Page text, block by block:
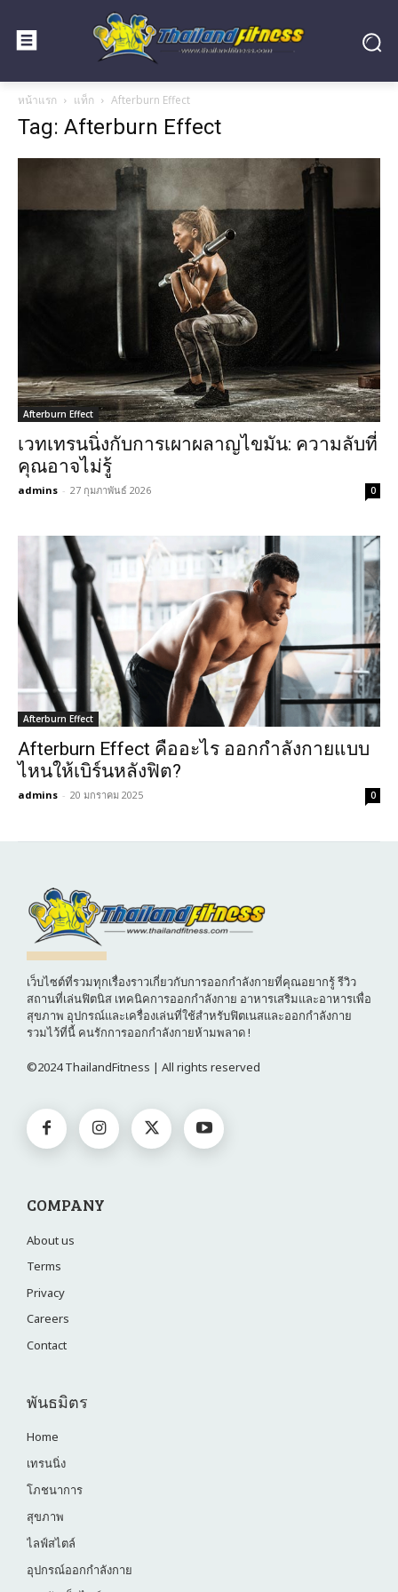
หน้าแรก แท็ก Afterburn Effect
Tag: Afterburn Effect
Afterburn Effect
เวทเทรนนิ่งกับการเผาผลาญไขมัน: ความลับที่
คุณอาจไม่รู้
admins - 27 กุมภาพันธ์ 2026 0
Afterburn Effect
Afterburn Effect คืออะไร ออกกำลังกายแบบ
ไหนให้เบิร์นหลังฟิต?
admins - 20 มกราคม 2025 0
เว็บไซต์ที่รวมทุกเรื่องราวเกี่ยวกับการออกกำลังกายที่คุณอยากรู้ รีวิว
สถานที่เล่นฟิตนิส เทคนิคการออกกำลังกาย อาหารเสริมและอาหารเพื่อ
สุขภาพ อุปกรณ์และเครื่องเล่นที่ใช้สำหรับฟิตเนสและออกกำลังกาย
รวมไว้ที่นี้ คนรักการออกกำลังกายห้ามพลาด !
©2024 ThailandFitness | All rights reserved
COMPANY
About us
Terms
Privacy
Careers
Contact
พันธมิตร
Home
เทรนนิ่ง
โภชนาการ
สุขภาพ
ไลฟ์สไตล์
อุปกรณ์ออกกำลังกาย